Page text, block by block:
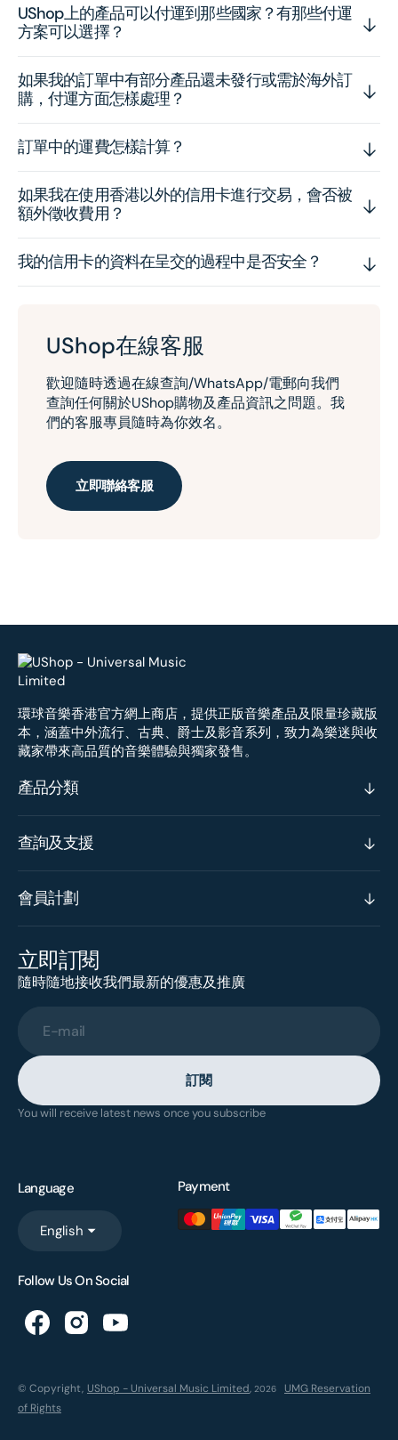
UShop上的產品可以付運到那些國家？有那些付運
方案可以選擇？
如果我的訂單中有部分產品還未發行或需於海外訂
購，付運方面怎樣處理？
訂單中的運費怎樣計算？
如果我在使用香港以外的信用卡進行交易，會否被
額外徵收費用？
我的信用卡的資料在呈交的過程中是否安全？
UShop在線客服
歡迎隨時透過在線查詢/WhatsApp/電郵向我們
查詢任何關於UShop購物及產品資訊之問題。我
們的客服專員隨時為你效名。
立即聯絡客服
環球音樂香港官方網上商店，提供正版音樂產品及限量珍藏版
本，涵蓋中外流行、古典、爵士及影音系列，致力為樂迷與收
藏家帶來高品質的音樂體驗與獨家發售。
產品分類
查詢及支援
會員計劃
立即訂閱
隨時隨地接收我們最新的優惠及推廣
E-mail
訂閱
You will receive latest news once you subscribe
Language
English
Payment
Follow Us On Social
© Copyright, UShop - Universal Music Limited, 2026
UMG Reservation
of Rights